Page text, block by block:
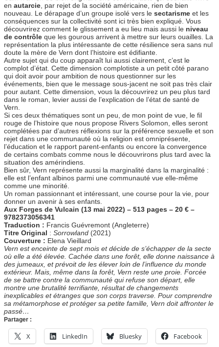
en autarcie, par rejet de la société américaine, rien de bien
nouveau. Le dérapage d’un groupe isolé vers le sectarisme et les
conséquences sur la collectivité sont ici très bien expliqué. Vous
découvrirez comment le glissement a eu lieu mais aussi le niveau
de contrôle que les gourous arrivent à mettre sur leurs ouailles. La
représentation la plus intéressante de cette résilience sera sans nul
doute la mère de Vern dont l’histoire est édifiante.
Autre sujet qui du coup apparaît lui aussi clairement, c’est le
complot d’état. Cette dimension complotiste a un petit côté parano
qui doit avoir pour ambition de nous questionner sur les
événements, bien que le message sous-jacent ne soit pas très clair
pour autant. Cette dimension, vous la découvrirez un peu plus tard
dans le roman, levier aussi de l’explication de l’état de santé de
Vern.
Si ces deux thématiques sont un peu, de mon point de vue, le fil
rouge de l’histoire que nous propose Rivers Solomon, elles seront
complétées par d’autres réflexions sur la préférence sexuelle et son
rejet dans une communauté où la religion est omniprésente,
l’éducation et le rapport parent-enfants ou encore la convergence
de certains combats comme nous le découvrirons plus tard avec la
situation des amérindiens.
Bien sûr, Vern représente aussi la marginalité dans la marginalité :
elle est l’enfant albinos parmi une communauté vue elle-même
comme une minorité.
Un roman passionnant et intéressant, une course pour la vie, pour
donner un avenir à ses enfants.
Aux Forges de Vulcain (13 mai 2022) – 513 pages – 20 € –
9782373056341
Traduction : Francis Guévremont (Angleterre)
Titre Original : Sorrowland (2021)
Couverture : Elena Vieillard
Vern est enceinte de sept mois et décide de s’échapper de la secte
où elle a été élevée. Cachée dans une forêt, elle donne naissance à
des jumeaux, et prévoit de les élever loin de l’influence du monde
extérieur. Mais, même dans la forêt, Vern reste une proie. Forcée
de se battre contre la communauté qui refuse son départ, elle
montre une brutalité terrifiante, résultat de changements
inexplicables et étranges que son corps traverse. Pour comprendre
sa métamorphose et protéger sa petite famille, Vern doit affronter le
passé…
Partager :
X LinkedIn Bluesky Facebook